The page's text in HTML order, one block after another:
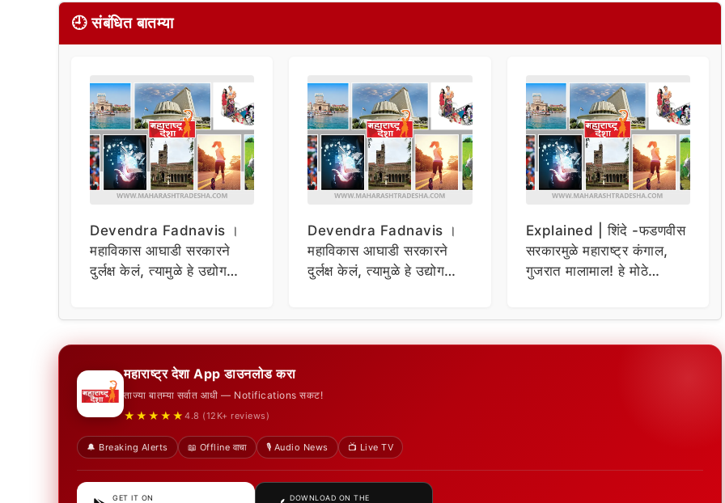
🕘 संबंधित बातम्या
Devendra Fadnavis ।
महाविकास आघाडी सरकारने
दुर्लक्ष केलं, त्यामुळे हे उद्योग
Devendra Fadnavis ।
महाविकास आघाडी सरकारने
दुर्लक्ष केलं, त्यामुळे हे उद्योग
Explained | शिंदे -फडणवीस
सरकारमुळे महाराष्ट्र कंगाल,
गुजरात मालामाल! हे मोठे
महाराष्ट्र देशा App डाउनलोड करा
ताज्या बातम्या सर्वात आधी — Notifications सकट!
★★★★★ 4.8 (12K+ reviews)
🔔 Breaking Alerts 📖 Offline वाचा 🎙️ Audio News 📺 Live TV
GET IT ON DOWNLOAD ON THE